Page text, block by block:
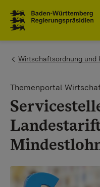
You are here:
Wirtschaftsordnung und
Themenportal